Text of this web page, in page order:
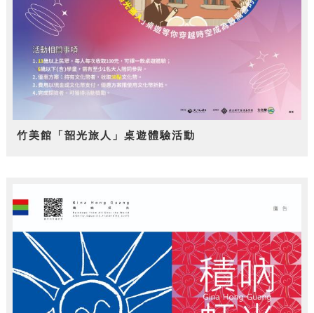
竹美館「韶光旅人」桌遊體驗活動